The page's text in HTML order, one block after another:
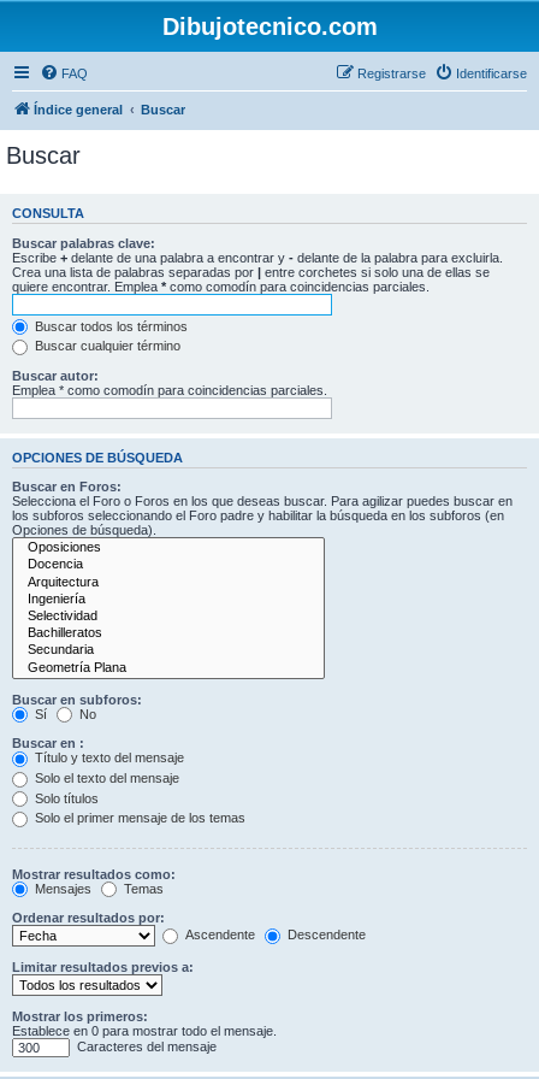
Dibujotecnico.com
FAQ Identificarse
Registrarse
Índice general Buscar
Buscar
CONSULTA
Buscar palabras clave:
Escribe + delante de una palabra a encontrar y - delante de la palabra para excluirla.
Crea una lista de palabras separadas por | entre corchetes si solo una de ellas se
quiere encontrar. Emplea * como comodín para coincidencias parciales.
Buscar todos los términos
Buscar cualquier término
Buscar autor:
Emplea * como comodín para coincidencias parciales.
OPCIONES DE BÚSQUEDA
Buscar en Foros:
Selecciona el Foro o Foros en los que deseas buscar. Para agilizar puedes buscar en
los subforos seleccionando el Foro padre y habilitar la búsqueda en los subforos (en
Opciones de búsqueda).
Buscar en subforos:
Sí
No
Buscar en :
Título y texto del mensaje
Solo el texto del mensaje
Solo títulos
Solo el primer mensaje de los temas
Mostrar resultados como:
Mensajes
Temas
Ordenar resultados por:
Ascendente
Descendente
Limitar resultados previos a:
Mostrar los primeros:
Establece en 0 para mostrar todo el mensaje.
Caracteres del mensaje